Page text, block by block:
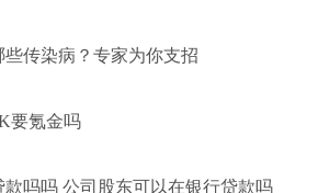
传染病？专家为你支招
要氪金吗
款吗吗 公司股东可以在银行贷款吗